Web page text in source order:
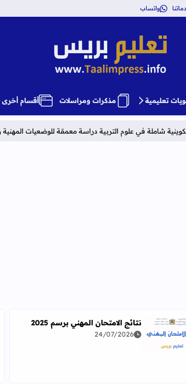
واتساب
تعليم بريس TaalimPress
تعليمية مذكرات ومراسلات أقسام أخرى
علوم التربية دراسة معمقة للوضعيات المهنية وفق آخر توصيف
المهنية وفق آخر توصيف
اقرأ المزيد عن نتائج الامتحان المهني برسم 2025
نتائج الامتحان المهني برسم 2025
24/07/2026